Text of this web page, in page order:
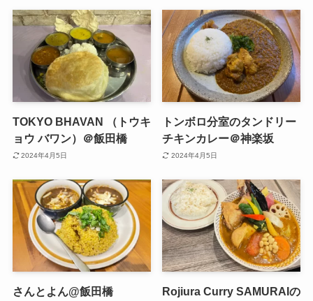
TOKYO BHAVAN （トウキ
ョウ バワン）＠飯田橋
2024年4月5日
トンボロ分室のタンドリー
チキンカレー＠神楽坂
2024年4月5日
さんとよん@飯田橋
Rojiura Curry SAMURAIの